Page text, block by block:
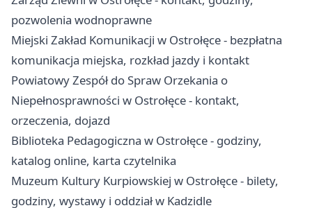
pozwolenia wodnoprawne
Miejski Zakład Komunikacji w Ostrołęce - bezpłatna
komunikacja miejska, rozkład jazdy i kontakt
Powiatowy Zespół do Spraw Orzekania o
Niepełnosprawności w Ostrołęce - kontakt,
orzeczenia, dojazd
Biblioteka Pedagogiczna w Ostrołęce - godziny,
katalog online, karta czytelnika
Muzeum Kultury Kurpiowskiej w Ostrołęce - bilety,
godziny, wystawy i oddział w Kadzidle